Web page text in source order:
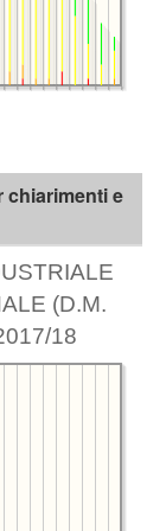
chiarimenti e
(D.M.
18